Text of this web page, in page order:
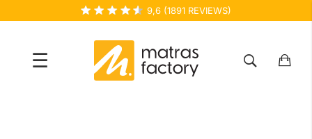
9,6 (1891 REVIEWS)
☰